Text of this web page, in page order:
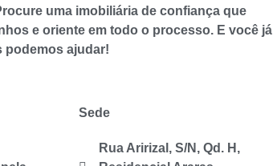
uma imobiliária de confiança que
e oriente em todo o processo. E você já
podemos ajudar!
Sede
Rua Aririzal, S/N, Qd. H,